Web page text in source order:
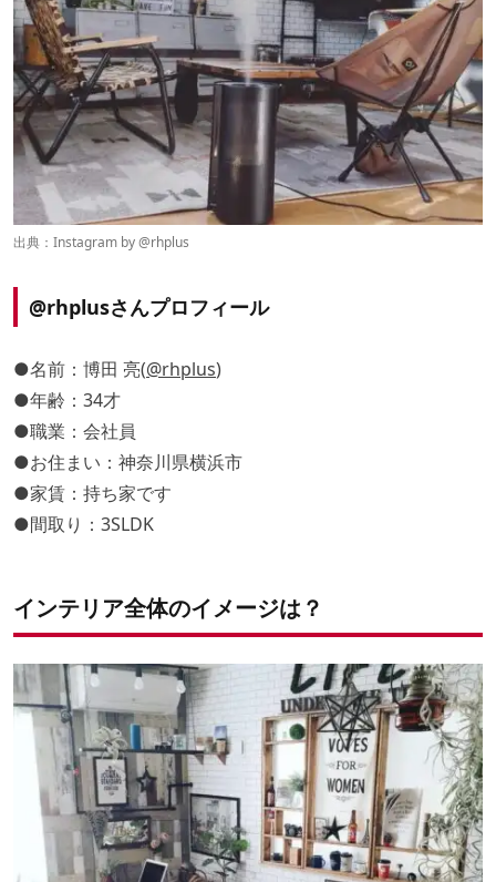
出典：Instagram by @rhplus
@rhplusさんプロフィール
●名前：博田 亮(@rhplus)
●年齢：34才
●職業：会社員
●お住まい：神奈川県横浜市
●家賃：持ち家です
●間取り：3SLDK
インテリア全体のイメージは？